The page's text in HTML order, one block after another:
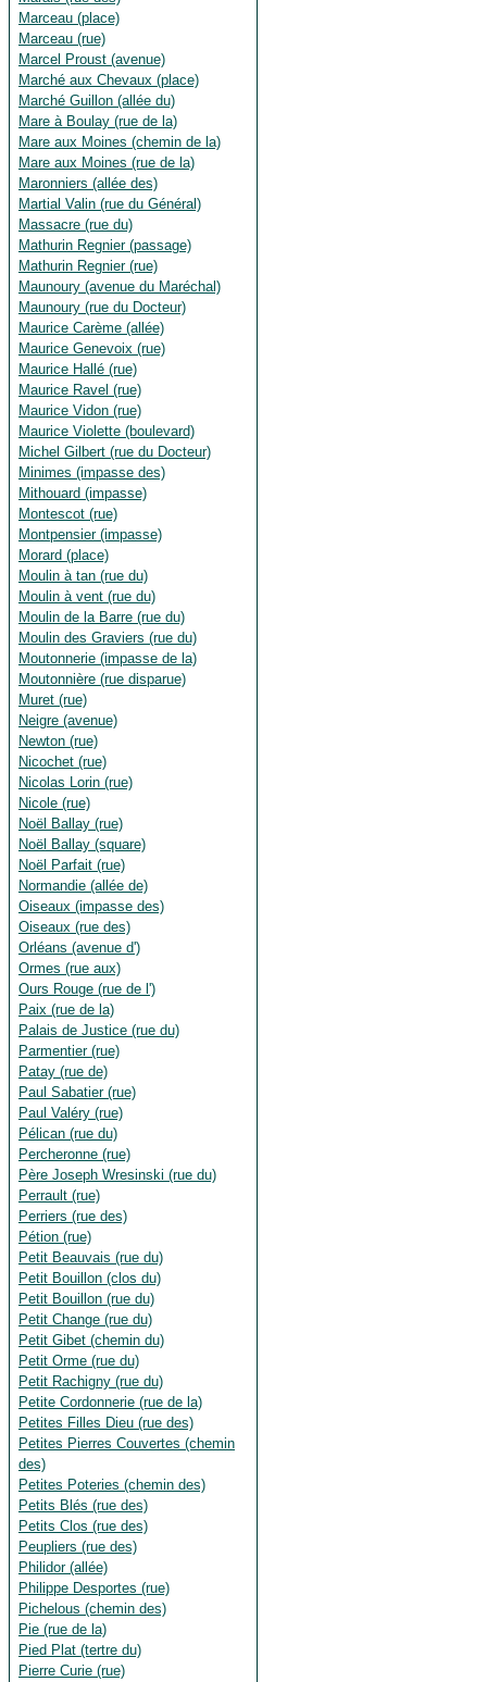
Marceau (place)
Marceau (rue)
Marcel Proust (avenue)
Marché aux Chevaux (place)
Marché Guillon (allée du)
Mare à Boulay (rue de la)
Mare aux Moines (chemin de la)
Mare aux Moines (rue de la)
Maronniers (allée des)
Martial Valin (rue du Général)
Massacre (rue du)
Mathurin Regnier (passage)
Mathurin Regnier (rue)
Maunoury (avenue du Maréchal)
Maunoury (rue du Docteur)
Maurice Carème (allée)
Maurice Genevoix (rue)
Maurice Hallé (rue)
Maurice Ravel (rue)
Maurice Vidon (rue)
Maurice Violette (boulevard)
Michel Gilbert (rue du Docteur)
Minimes (impasse des)
Mithouard (impasse)
Montescot (rue)
Montpensier (impasse)
Morard (place)
Moulin à tan (rue du)
Moulin à vent (rue du)
Moulin de la Barre (rue du)
Moulin des Graviers (rue du)
Moutonnerie (impasse de la)
Moutonnière (rue disparue)
Muret (rue)
Neigre (avenue)
Newton (rue)
Nicochet (rue)
Nicolas Lorin (rue)
Nicole (rue)
Noël Ballay (rue)
Noël Ballay (square)
Noël Parfait (rue)
Normandie (allée de)
Oiseaux (impasse des)
Oiseaux (rue des)
Orléans (avenue d')
Ormes (rue aux)
Ours Rouge (rue de l')
Paix (rue de la)
Palais de Justice (rue du)
Parmentier (rue)
Patay (rue de)
Paul Sabatier (rue)
Paul Valéry (rue)
Pélican (rue du)
Percheronne (rue)
Père Joseph Wresinski (rue du)
Perrault (rue)
Perriers (rue des)
Pétion (rue)
Petit Beauvais (rue du)
Petit Bouillon (clos du)
Petit Bouillon (rue du)
Petit Change (rue du)
Petit Gibet (chemin du)
Petit Orme (rue du)
Petit Rachigny (rue du)
Petite Cordonnerie (rue de la)
Petites Filles Dieu (rue des)
Petites Pierres Couvertes (chemin
des)
Petites Poteries (chemin des)
Petits Blés (rue des)
Petits Clos (rue des)
Peupliers (rue des)
Philidor (allée)
Philippe Desportes (rue)
Pichelous (chemin des)
Pie (rue de la)
Pied Plat (tertre du)
Pierre Curie (rue)